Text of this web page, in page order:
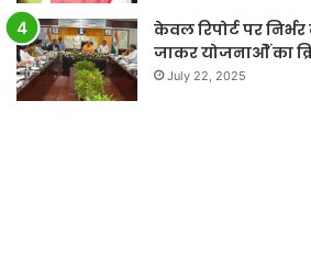
केवल रिपोर्ट पर
जाकर योजनाओें का
July 22, 2025